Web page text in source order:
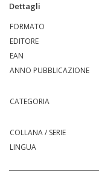
Dettagli
FORMATO
EDITORE
EAN
ANNO PUBBLICAZIONE
CATEGORIA
COLLANA / SERIE
LINGUA